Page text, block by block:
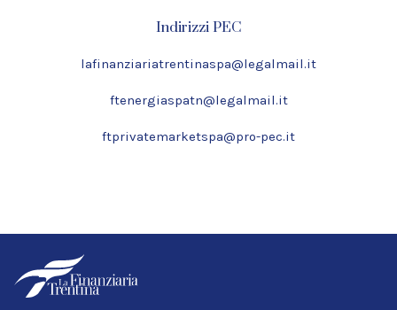
Indirizzi PEC
lafinanziariatrentinaspa@legalmail.it
ftenergiaspatn@legalmail.it
ftprivatemarketspa@pro-pec.it